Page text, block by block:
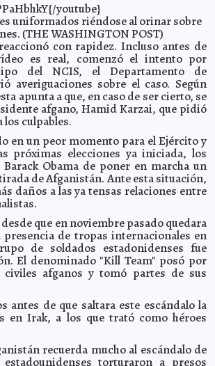
youtube}
uniformados riéndose al orinar sobre
(THE WASHINGTON POST)
con rapidez. Incluso antes de
es real, comenzó el intento por
del NCIS, el Departamento de
averiguaciones sobre el caso. Según
apunta a que, en caso de ser cierto, se
afgano, Hamid Karzai, que pidió
los culpables.
en un peor momento para el Ejército y
próximas elecciones ya iniciada, los
Obama de poner en marcha un
de Afganistán. Ante esta situación,
daños a las ya tensas relaciones entre
que en noviembre pasado quedara
de tropas internacionales en
de soldados estadonidenses fue
El denominado "Kill Team" posó por
afganos y tomó partes de sus
antes de que saltara este escándalo la
en Irak, a los que trató como héroes
recuerda mucho al escándalo de
torturaron a presos